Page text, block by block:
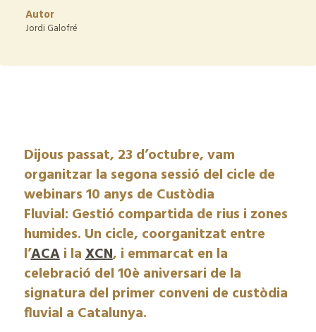
Autor
Jordi Galofré
Dijous passat, 23 d’octubre, vam
organitzar la segona sessió del cicle de
webinars 10 anys de Custòdia
Fluvial: Gestió compartida de rius i zones
humides. Un cicle, coorganitzat entre
l’ACAi laXCN, i emmarcat en la
celebració del 10è aniversari de la
signatura del primer conveni de custòdia
fluvial a Catalunya.